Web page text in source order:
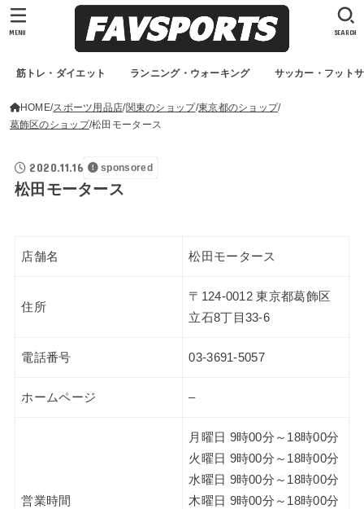
筋トレ・ダイエット ランニング・ウォーキング サッカー・フット
SEARCH
MENU
HOME スポーツ用品店 関東のショップ 東京都のショップ
葛飾区のショップ 松田モータース
2020.11.16 sponsored
松田モータース
店舗名 松田モータース
住所
〒124-0012 東京都葛飾区
立石8丁目33-6
電話番号 03-3691-5057
ホームページ –
営業時間
月曜日 9時00分～18時00分
火曜日 9時00分～18時00分
水曜日 9時00分～18時00分
木曜日 9時00分～18時00分